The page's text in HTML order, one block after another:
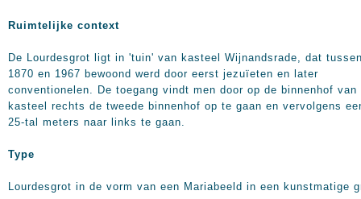
Ruimtelijke context
De Lourdesgrot ligt in 'tuin' van kasteel Wijnandsrade, dat
1870 en 1967 bewoond werd door eerst jezuïeten en later
conventionelen. De toegang vindt men door op de binnenhof van
kasteel rechts de tweede binnenhof op te gaan en vervolgens
25-tal meters naar links te gaan.
Type
Lourdesgrot in de vorm van een Mariabeeld in een kunstmatige